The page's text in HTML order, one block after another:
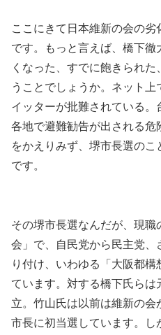
ここにきて日本維新の会の
です。もっと言えば、橋下
くなった、すでに飽きられ
うことでしょうか。ネット
イッターが批難されている
各地で避難勧告が出される
をかえりみず、堺市長選の
です。
その堺市長選なんだが、現
会」で、自民党から民主党、
り付け、いわゆる「大阪都
ています。対する橋下氏ら
立。竹山氏は以前は維新の会
市長に初当選しています。